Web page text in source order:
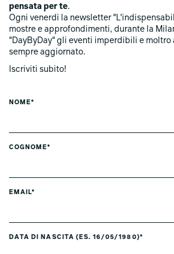
pensata per te.
Ogni venerdi la newsletter
mostre e approfondimenti, durante la
"DayByDay" gli eventi imperdibili e moltro
sempre aggiornato.
Iscriviti subito!
NOME*
COGNOME*
EMAIL*
DATA DI NASCITA (ES. 16/05/1980)*